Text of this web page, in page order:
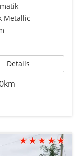
Metallic
Details